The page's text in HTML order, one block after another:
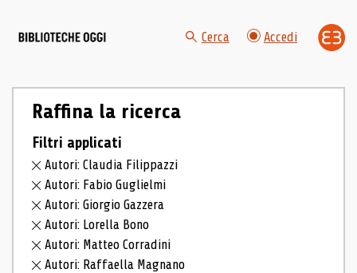
Cerca Accedi
Raffina la ricerca
Filtri applicati
Autori: Claudia Filippazzi
Autori: Fabio Guglielmi
Autori: Giorgio Gazzera
Autori: Lorella Bono
Autori: Matteo Corradini
Autori: Raffaella Magnano